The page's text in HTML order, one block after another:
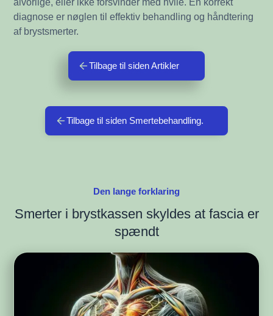
diagnose er nøglen til effektiv behandling og håndtering
af brystsmerter.
Tilbage til siden Artikler
Tilbage til siden Smertebehandling.
Den lange forklaring
Smerter i brystkassen skyldes at fascia er
spændt